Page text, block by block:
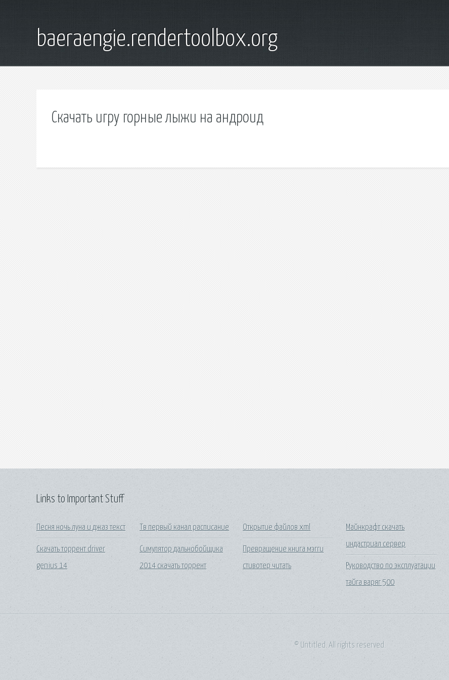
baeraengie.rendertoolbox.org
Скачать игру горные лыжи на андроид
Links to Important Stuff
Песня ночь луна и джаз текст
Скачать торрент driver
genius 14
Тв первый канал расписание
Симулятор дальнобойщика
2014 скачать торрент
Открытие файлов xml
Превращение книга мэгги
стивотер читать
Майнкрафт скачать
индастриал сервер
Руководство по эксплуатации
тайга варяг 500
© Untitled. All rights reserved.